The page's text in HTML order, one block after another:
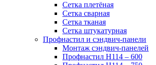
Сетка плетёная
Сетка сварная
Сетка тканая
Сетка штукатурная
Профнастил и сэндвич-панели
Монтаж сэндвич-панелей
Профнастил Н114 – 600